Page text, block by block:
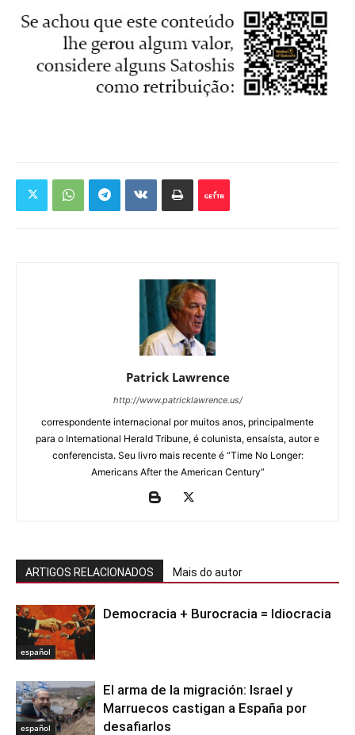
Patrick Lawrence
http://www.patricklawrence.us/
correspondente internacional por muitos anos, principalmente
para o International Herald Tribune, é colunista, ensaísta, autor e
conferencista. Seu livro mais recente é “Time No Longer:
Americans After the American Century”
ARTIGOS RELACIONADOS Mais do autor
español
Democracia + Burocracia = Idiocracia
español
El arma de la migración: Israel y
Marruecos castigan a España por
desafiarlos